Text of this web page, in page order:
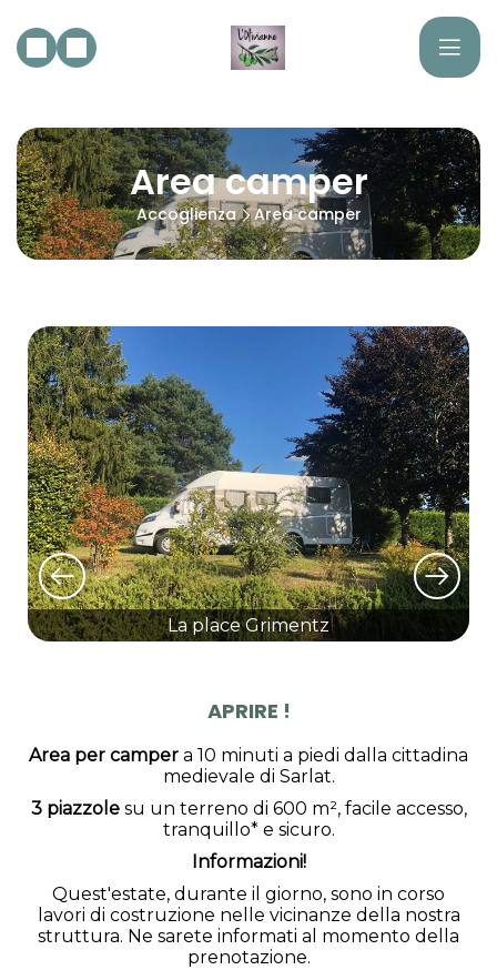
Area camper
Accoglienza Area camper
La place Grimentz
APRIRE !
Area per camper a 10 minuti a piedi dalla cittadina
medievale di Sarlat.
3 piazzolesu un terreno di 600 m², facile accesso,
tranquillo* e sicuro.
Informazioni!
Quest'estate, durante il giorno, sono in corso
lavori di costruzione nelle vicinanze della nostra
struttura. Ne sarete informati al momento della
prenotazione.